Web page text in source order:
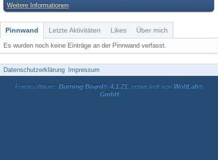
Weitere Informationen
Pinnwand Letzte Aktivitäten Likes Über mich
Es wurden noch keine Einträge an der Pinnwand verfasst.
Datenschutzerklärung Impressum
Forensoftware: Burning Board® 4.1.21, entwickelt von WoltLab®
GmbH